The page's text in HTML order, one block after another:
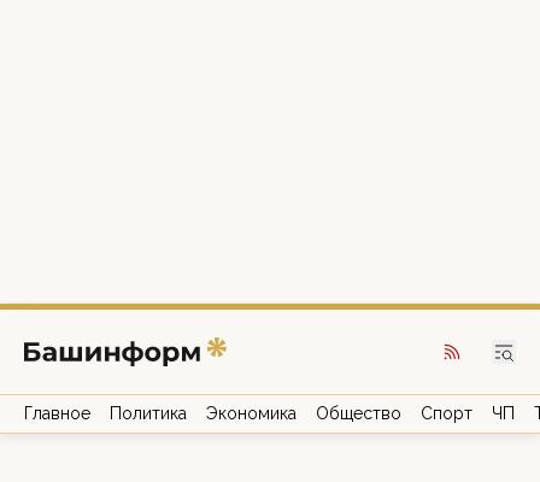
Главное Политика Экономика Общество Спорт ЧП